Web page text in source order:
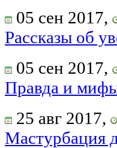
05 сен 2017,
Рассказы об
05 сен 2017,
Правда и
25 авг 2017,
Мастурбация